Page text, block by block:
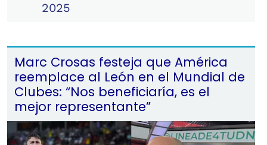
2025
Marc Crosas festeja que América
reemplace al León en el Mundial de
Clubes: “Nos beneficiaría, es el
mejor representante”